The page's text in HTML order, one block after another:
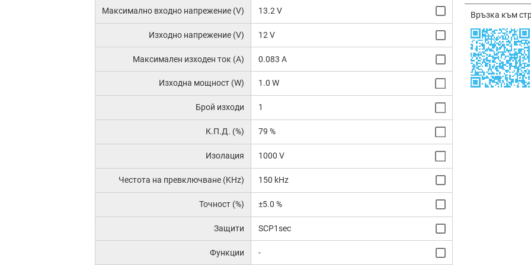
Максимално входно напрежение (V) 13.2 V
Изходно напрежение (V) 12 V
Максимален изходен ток (A) 0.083 A
Изходна мощност (W) 1.0 W
Брой изходи 1
К.П.Д. (%) 79 %
Изолация 1000 V
Честота на превключване (KHz) 150 kHz
Точност (%) ±5.0 %
Защити SCP1sec
Функции -
Връзка към